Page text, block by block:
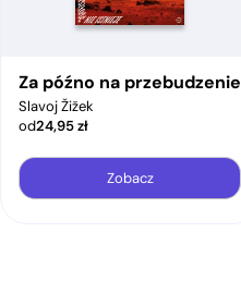
Za późno na przebudzenie
Slavoj Žižek
od24,95zł
Zobacz